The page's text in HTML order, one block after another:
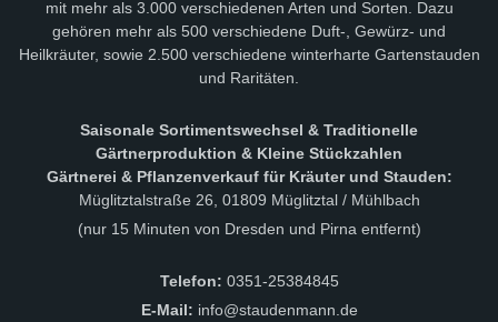
mit mehr als 3.000 verschiedenen Arten und Sorten. Dazu
gehören mehr als 500 verschiedene Duft-, Gewürz- und
Heilkräuter, sowie 2.500 verschiedene winterharte Gartenstauden
und Raritäten.
Saisonale Sortimentswechsel & Traditionelle
Gärtnerproduktion & Kleine Stückzahlen
Gärtnerei & Pflanzenverkauf für Kräuter und Stauden:
Müglitztalstraße 26, 01809 Müglitztal / Mühlbach
(nur 15 Minuten von Dresden und Pirna entfernt)
Telefon: 0351-25384845
E-Mail: info@staudenmann.de